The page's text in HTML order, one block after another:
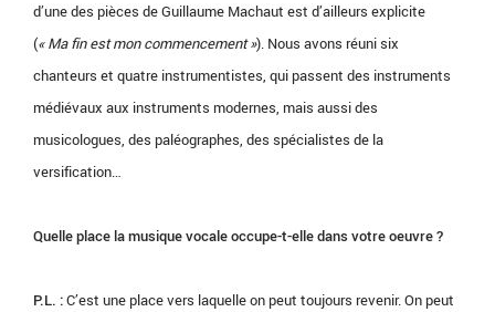
d’une des pièces de Guillaume Machaut est d’ailleurs explicite
(« Ma fin est mon commencement »). Nous avons réuni six
chanteurs et quatre instrumentistes, qui passent des instruments
médiévaux aux instruments modernes, mais aussi des
musicologues, des paléographes, des spécialistes de la
versification…
Quelle place la musique vocale occupe-t-elle dans votre oeuvre ?
P.L. :C’est une place vers laquelle on peut toujours revenir. On peut